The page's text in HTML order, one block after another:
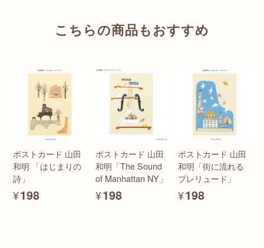
こちらの商品もおすすめ
ポストカード 山田
和明 「はじまりの
詩」
¥198
ポストカード 山田
和明「The Sound
of Manhattan NY」
¥198
ポストカード 山田
和明「街に流れる
プレリュード」
¥198